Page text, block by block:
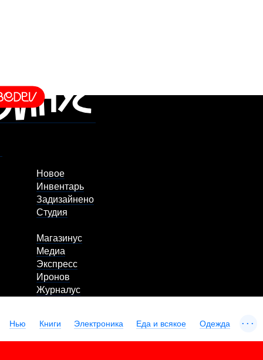
Новое
Инвентарь
Задизайнено
Студия
Магазинус
Медиа
Экспресс
Иронов
Журналус
Нью Книги Электроника Еда и всякое Одежда ...